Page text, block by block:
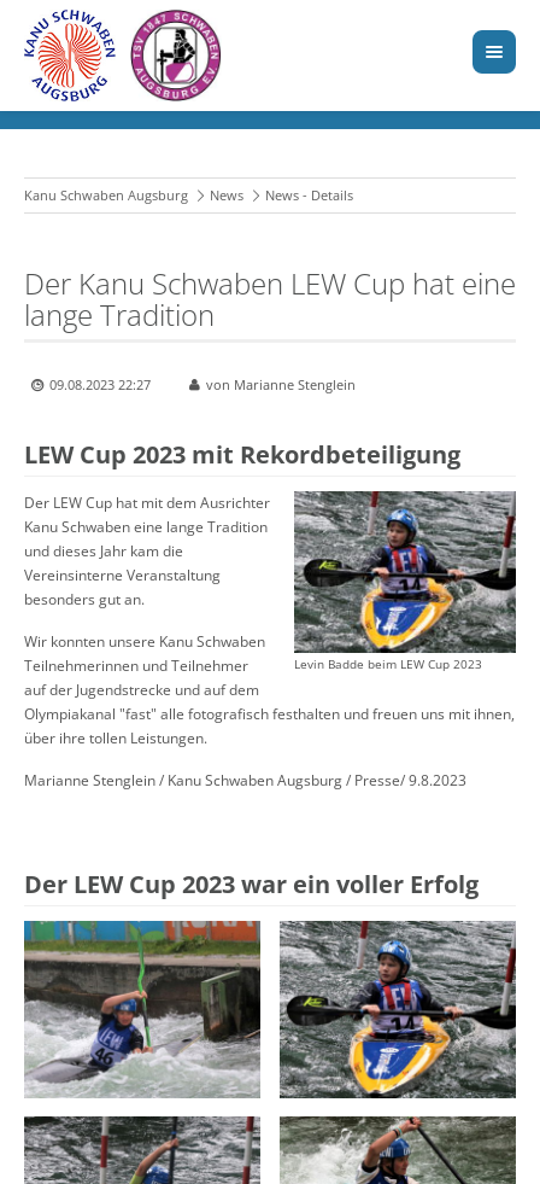
Kanu Schwaben Augsburg News News - Details
Der Kanu Schwaben LEW Cup hat eine
lange Tradition
09.08.2023 22:27 von Marianne Stenglein
LEW Cup 2023 mit Rekordbeteiligung
Levin Badde beim LEW Cup 2023
Der LEW Cup hat mit dem Ausrichter
Kanu Schwaben eine lange Tradition
und dieses Jahr kam die
Vereinsinterne Veranstaltung
besonders gut an.
Wir konnten unsere Kanu Schwaben
Teilnehmerinnen und Teilnehmer
auf der Jugendstrecke und auf dem
Olympiakanal "fast" alle fotografisch festhalten und freuen uns mit ihnen,
über ihre tollen Leistungen.
Marianne Stenglein / Kanu Schwaben Augsburg / Presse/ 9.8.2023
Der LEW Cup 2023 war ein voller Erfolg